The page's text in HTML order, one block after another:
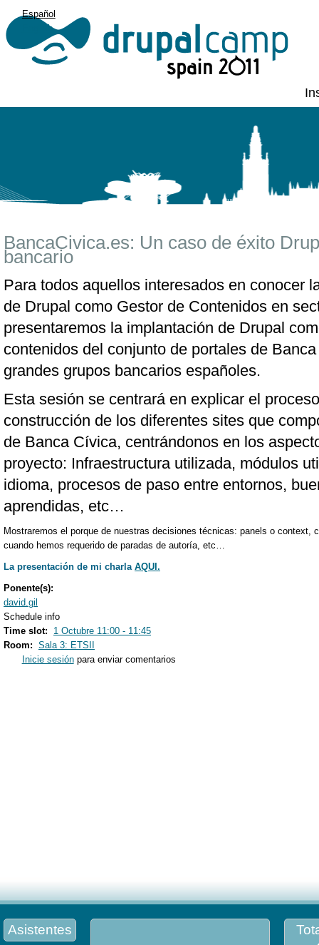
Español
English
BancaCivica.es: Un caso de éxito
bancario
Para todos aquellos interesados en conocer
de Drupal como Gestor de Contenidos en
presentaremos la implantación de Drupal
contenidos del conjunto de portales de
grandes grupos bancarios españoles.
Esta sesión se centrará en explicar el
construcción de los diferentes sites que
de Banca Cívica, centrándonos en los
proyecto: Infraestructura utilizada, módulos
idioma, procesos de paso entre entornos,
aprendidas, etc…
Mostraremos el porque de nuestras decisiones técnicas: panels o context,
cuando hemos requerido de paradas de autoría, etc…
La presentación de mi charla AQUI.
Ponente(s):
david.gil
Schedule info
Time slot: 1 Octubre 11:00 - 11:45
Room: Sala 3: ETSII
Inicie sesiónpara enviar comentarios
Asistentes